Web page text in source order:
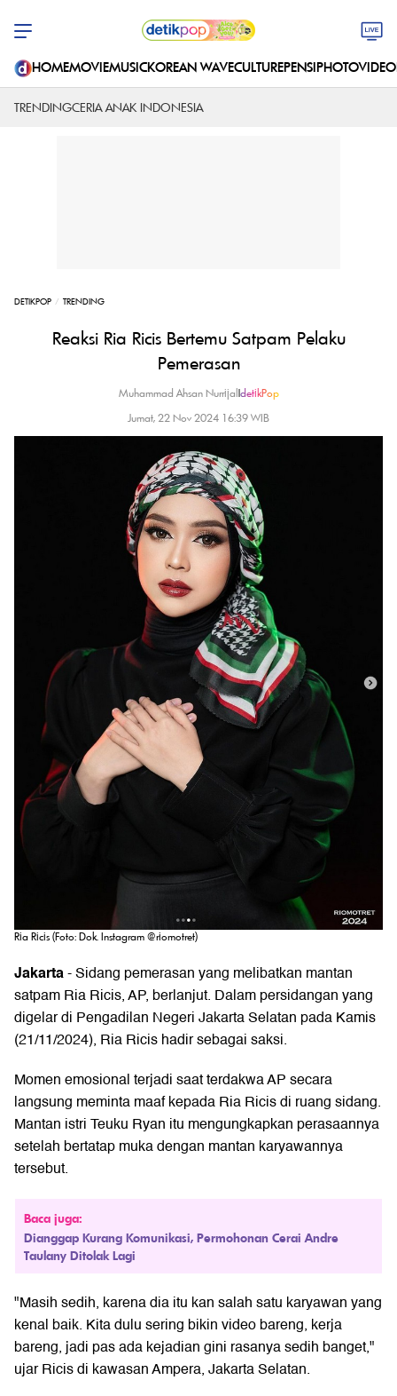
HOMEMOVIEMUSICKOREAN WAVECULTUREPENSIPHOTOVIDEO
TRENDINGCERIA ANAK INDONESIA
DETIKPOP TRENDING
Reaksi Ria Ricis Bertemu Satpam Pelaku
Pemerasan
Muhammad Ahsan Nurrijal |detikPop
Jumat, 22 Nov 2024 16:39 WIB
Ria Ricis (Foto: Dok. Instagram @riomotret)
Jakarta- Sidang pemerasan yang melibatkan mantan
satpam Ria Ricis, AP, berlanjut. Dalam persidangan yang
digelar di Pengadilan Negeri Jakarta Selatan pada Kamis
(21/11/2024), Ria Ricis hadir sebagai saksi.
Momen emosional terjadi saat terdakwa AP secara
langsung meminta maaf kepada Ria Ricis di ruang sidang.
Mantan istri Teuku Ryan itu mengungkapkan perasaannya
setelah bertatap muka dengan mantan karyawannya
tersebut.
Baca juga:
Dianggap Kurang Komunikasi, Permohonan Cerai Andre
Taulany Ditolak Lagi
"Masih sedih, karena dia itu kan salah satu karyawan yang
kenal baik. Kita dulu sering bikin video bareng, kerja
bareng, jadi pas ada kejadian gini rasanya sedih banget,"
ujar Ricis di kawasan Ampera, Jakarta Selatan.